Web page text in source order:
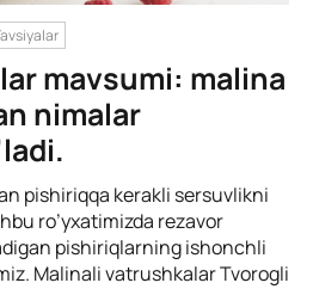
mavsumi: malina
nimalar
pishiriqqa kerakli sersuvlikni
ro’yxatimizda rezavor
pishiriqlarning ishonchli
Malinali vatrushkalar Tvorogli